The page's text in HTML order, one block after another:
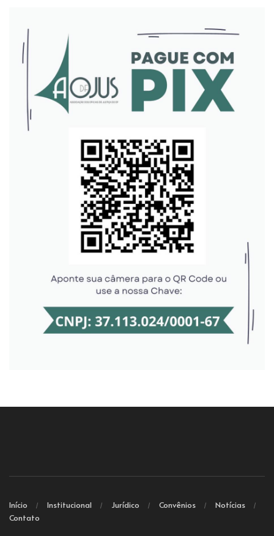
Início Institucional Jurídico Convênios
Notícias
Contato